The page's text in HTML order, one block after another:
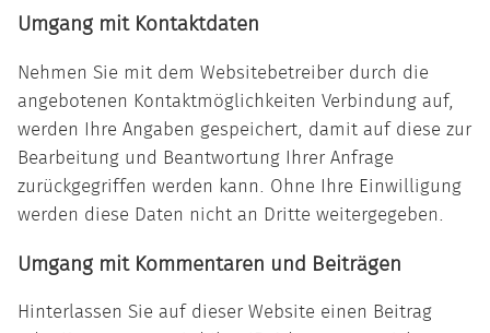
Umgang mit Kontaktdaten
Nehmen Sie mit dem Websitebetreiber durch die
angebotenen Kontaktmöglichkeiten Verbindung auf,
werden Ihre Angaben gespeichert, damit auf diese zur
Bearbeitung und Beantwortung Ihrer Anfrage
zurückgegriffen werden kann. Ohne Ihre Einwilligung
werden diese Daten nicht an Dritte weitergegeben.
Umgang mit Kommentaren und Beiträgen
Hinterlassen Sie auf dieser Website einen Beitrag